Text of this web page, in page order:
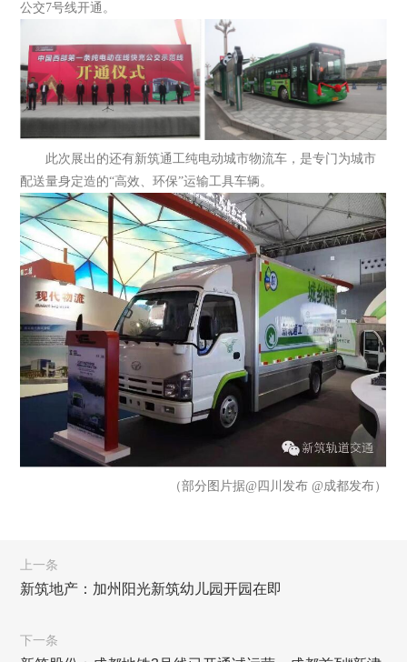
公交7号线开通。
此次展出的还有新筑通工纯电动城市物流车，是专门为城市
配送量身定造的“高效、环保”运输工具车辆。
（部分图片据@四川发布 @成都发布）
上一条
新筑地产：加州阳光新筑幼儿园开园在即
下一条